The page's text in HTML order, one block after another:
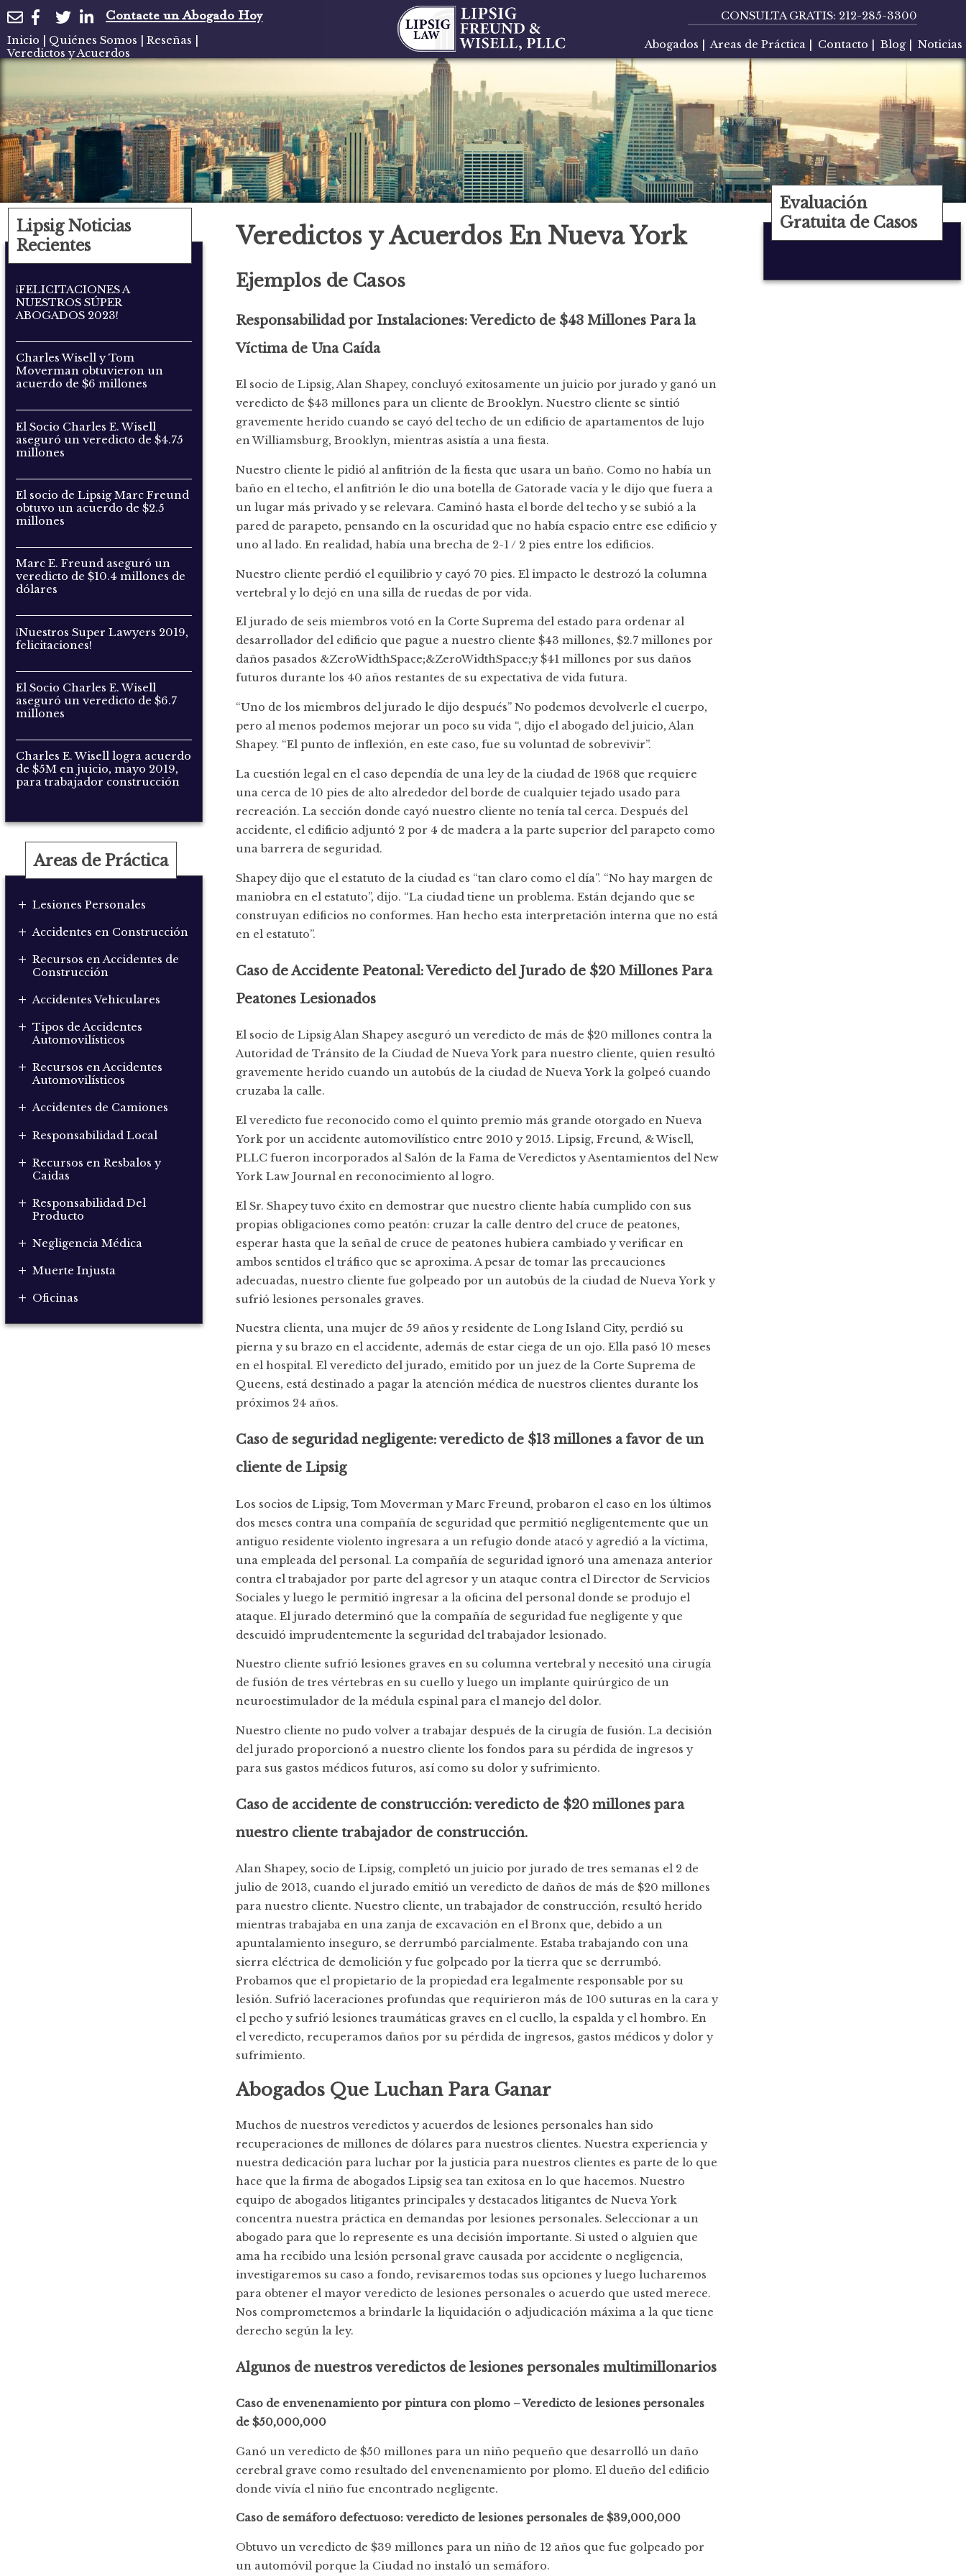
Contacte un Abogado Hoy
Inicio Quiénes Somos Reseñas
Veredictos y Acuerdos
CONSULTA GRATIS: 212-285-3300
Abogados |Areas de Práctica| Contacto Blog| Noticias
Evaluación
Gratuita de Casos
Lipsig Noticias
Recientes
¡FELICITACIONES A
NUESTROS SÚPER
ABOGADOS 2023!
Charles Wisell y Tom
Moverman obtuvieron un
acuerdo de $6 millones
El Socio Charles E. Wisell
aseguró un veredicto de $4.75
millones
El socio de Lipsig Marc Freund
obtuvo un acuerdo de $2.5
millones
Marc E. Freund aseguró un
veredicto de $10.4 millones de
dólares
¡Nuestros Super Lawyers 2019,
felicitaciones!
El Socio Charles E. Wisell
aseguró un veredicto de $6.7
millones
Charles E. Wisell logra acuerdo
de $5M en juicio, mayo 2019,
para trabajador construcción
Areas de Práctica
+ Lesiones Personales
+ Accidentes en Construcción
+ Recursos en Accidentes de
Construcción
+ Accidentes Vehiculares
+ Tipos de Accidentes
Automovilísticos
+ Recursos en Accidentes
Automovilísticos
+ Accidentes de Camiones
+ Responsabilidad Local
+ Recursos en Resbalos y
Caidas
+ Responsabilidad Del
Producto
+ Negligencia Médica
+ Muerte Injusta
+ Oficinas
Veredictos y Acuerdos En Nueva York
Ejemplos de Casos
Responsabilidad por Instalaciones: Veredicto de $43 Millones Para la
Víctima de Una Caída
El socio de Lipsig, Alan Shapey, concluyó exitosamente un juicio por jurado y ganó un
veredicto de $43 millones para un cliente de Brooklyn. Nuestro cliente se sintió
gravemente herido cuando se cayó del techo de un edificio de apartamentos de lujo
en Williamsburg, Brooklyn, mientras asistía a una fiesta.
Nuestro cliente le pidió al anfitrión de la fiesta que usara un baño. Como no había un
baño en el techo, el anfitrión le dio una botella de Gatorade vacía y le dijo que fuera a
un lugar más privado y se relevara. Caminó hasta el borde del techo y se subió a la
pared de parapeto, pensando en la oscuridad que no había espacio entre ese edificio y
uno al lado. En realidad, había una brecha de 2-1 / 2 pies entre los edificios.
Nuestro cliente perdió el equilibrio y cayó 70 pies. El impacto le destrozó la columna
vertebral y lo dejó en una silla de ruedas de por vida.
El jurado de seis miembros votó en la Corte Suprema del estado para ordenar al
desarrollador del edificio que pague a nuestro cliente $43 millones, $2.7 millones por
daños pasados &ZeroWidthSpace;&ZeroWidthSpace;y $41 millones por sus daños
futuros durante los 40 años restantes de su expectativa de vida futura.
“Uno de los miembros del jurado le dijo después” No podemos devolverle el cuerpo,
pero al menos podemos mejorar un poco su vida “, dijo el abogado del juicio, Alan
Shapey. “El punto de inflexión, en este caso, fue su voluntad de sobrevivir”.
La cuestión legal en el caso dependía de una ley de la ciudad de 1968 que requiere
una cerca de 10 pies de alto alrededor del borde de cualquier tejado usado para
recreación. La sección donde cayó nuestro cliente no tenía tal cerca. Después del
accidente, el edificio adjuntó 2 por 4 de madera a la parte superior del parapeto como
una barrera de seguridad.
Shapey dijo que el estatuto de la ciudad es “tan claro como el día”. “No hay margen de
maniobra en el estatuto”, dijo. “La ciudad tiene un problema. Están dejando que se
construyan edificios no conformes. Han hecho esta interpretación interna que no está
en el estatuto”.
Caso de Accidente Peatonal: Veredicto del Jurado de $20 Millones Para
Peatones Lesionados
El socio de Lipsig Alan Shapey aseguró un veredicto de más de $20 millones contra la
Autoridad de Tránsito de la Ciudad de Nueva York para nuestro cliente, quien resultó
gravemente herido cuando un autobús de la ciudad de Nueva York la golpeó cuando
cruzaba la calle.
El veredicto fue reconocido como el quinto premio más grande otorgado en Nueva
York por un accidente automovilístico entre 2010 y 2015. Lipsig, Freund, & Wisell,
PLLC fueron incorporados al Salón de la Fama de Veredictos y Asentamientos del New
York Law Journal en reconocimiento al logro.
El Sr. Shapey tuvo éxito en demostrar que nuestro cliente había cumplido con sus
propias obligaciones como peatón: cruzar la calle dentro del cruce de peatones,
esperar hasta que la señal de cruce de peatones hubiera cambiado y verificar en
ambos sentidos el tráfico que se aproxima. A pesar de tomar las precauciones
adecuadas, nuestro cliente fue golpeado por un autobús de la ciudad de Nueva York y
sufrió lesiones personales graves.
Nuestra clienta, una mujer de 59 años y residente de Long Island City, perdió su
pierna y su brazo en el accidente, además de estar ciega de un ojo. Ella pasó 10 meses
en el hospital. El veredicto del jurado, emitido por un juez de la Corte Suprema de
Queens, está destinado a pagar la atención médica de nuestros clientes durante los
próximos 24 años.
Caso de seguridad negligente: veredicto de $13 millones a favor de un
cliente de Lipsig
Los socios de Lipsig, Tom Moverman y Marc Freund, probaron el caso en los últimos
dos meses contra una compañía de seguridad que permitió negligentemente que un
antiguo residente violento ingresara a un refugio donde atacó y agredió a la víctima,
una empleada del personal. La compañía de seguridad ignoró una amenaza anterior
contra el trabajador por parte del agresor y un ataque contra el Director de Servicios
Sociales y luego le permitió ingresar a la oficina del personal donde se produjo el
ataque. El jurado determinó que la compañía de seguridad fue negligente y que
descuidó imprudentemente la seguridad del trabajador lesionado.
Nuestro cliente sufrió lesiones graves en su columna vertebral y necesitó una cirugía
de fusión de tres vértebras en su cuello y luego un implante quirúrgico de un
neuroestimulador de la médula espinal para el manejo del dolor.
Nuestro cliente no pudo volver a trabajar después de la cirugía de fusión. La decisión
del jurado proporcionó a nuestro cliente los fondos para su pérdida de ingresos y
para sus gastos médicos futuros, así como su dolor y sufrimiento.
Caso de accidente de construcción: veredicto de $20 millones para
nuestro cliente trabajador de construcción.
Alan Shapey, socio de Lipsig, completó un juicio por jurado de tres semanas el 2 de
julio de 2013, cuando el jurado emitió un veredicto de daños de más de $20 millones
para nuestro cliente. Nuestro cliente, un trabajador de construcción, resultó herido
mientras trabajaba en una zanja de excavación en el Bronx que, debido a un
apuntalamiento inseguro, se derrumbó parcialmente. Estaba trabajando con una
sierra eléctrica de demolición y fue golpeado por la tierra que se derrumbó.
Probamos que el propietario de la propiedad era legalmente responsable por su
lesión. Sufrió laceraciones profundas que requirieron más de 100 suturas en la cara y
el pecho y sufrió lesiones traumáticas graves en el cuello, la espalda y el hombro. En
el veredicto, recuperamos daños por su pérdida de ingresos, gastos médicos y dolor y
sufrimiento.
Abogados Que Luchan Para Ganar
Muchos de nuestros veredictos y acuerdos de lesiones personales han sido
recuperaciones de millones de dólares para nuestros clientes. Nuestra experiencia y
nuestra dedicación para luchar por la justicia para nuestros clientes es parte de lo que
hace que la firma de abogados Lipsig sea tan exitosa en lo que hacemos. Nuestro
equipo de abogados litigantes principales y destacados litigantes de Nueva York
concentra nuestra práctica en demandas por lesiones personales. Seleccionar a un
abogado para que lo represente es una decisión importante. Si usted o alguien que
ama ha recibido una lesión personal grave causada por accidente o negligencia,
investigaremos su caso a fondo, revisaremos todas sus opciones y luego lucharemos
para obtener el mayor veredicto de lesiones personales o acuerdo que usted merece.
Nos comprometemos a brindarle la liquidación o adjudicación máxima a la que tiene
derecho según la ley.
Algunos de nuestros veredictos de lesiones personales multimillonarios
Caso de envenenamiento por pintura con plomo – Veredicto de lesiones personales
de $50,000,000
Ganó un veredicto de $50 millones para un niño pequeño que desarrolló un daño
cerebral grave como resultado del envenenamiento por plomo. El dueño del edificio
donde vivía el niño fue encontrado negligente.
Caso de semáforo defectuoso: veredicto de lesiones personales de $39,000,000
Obtuvo un veredicto de $39 millones para un niño de 12 años que fue golpeado por
un automóvil porque la Ciudad no instaló un semáforo.